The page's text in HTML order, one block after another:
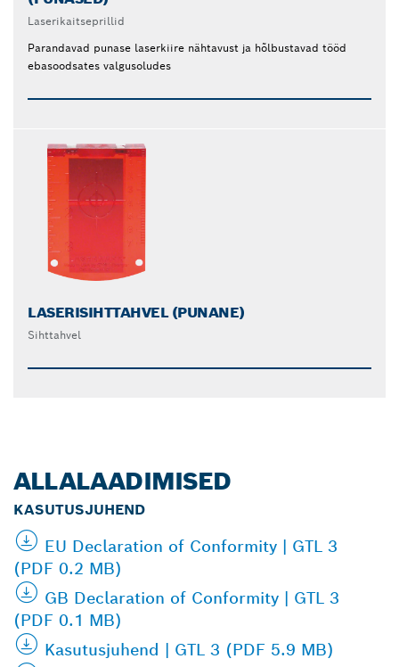
Laserikaitseprillid
Parandavad punase laserkiire nähtavust ja hõlbustavad tööd
ebasoodsates valgusoludes
LASERISIHTTAHVEL (PUNANE)
Sihttahvel
ALLALAADIMISED
KASUTUSJUHEND
EU Declaration of Conformity | GTL 3
(PDF 0.2 MB)
GB Declaration of Conformity | GTL 3
(PDF 0.1 MB)
Kasutusjuhend | GTL 3 (PDF 5.9 MB)